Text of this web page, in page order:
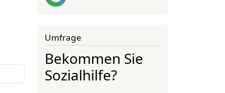
Umfrage
Bekommen Sie
Sozialhilfe?